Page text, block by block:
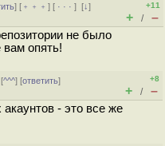
] [ ﹢﹢﹢] [ · · ·][↓]
+11
+ / –
не было
вам опять!
^^^] [ответить]
+8
+ / –
акаунтов - это все же